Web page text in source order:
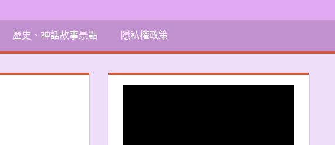
歷史、神話故事景點 隱私權政策